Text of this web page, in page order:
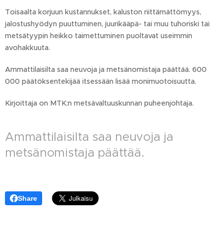
Toisaalta korjuun kustannukset, kaluston riittämättömyys,
jalostushyödyn puuttuminen, juurikääpä- tai muu tuhoriski tai
metsätyypin heikko taimettuminen puoltavat useimmin
avohakkuuta.
Ammattilaisilta saa neuvoja ja metsänomistaja päättää. 600
000 päätöksentekijää itsessään lisää monimuotoisuutta.
Kirjoittaja on MTK:n metsävaltuuskunnan puheenjohtaja.
Ammattilaisilta saa neuvoja ja
metsänomistaja päättää.
Share